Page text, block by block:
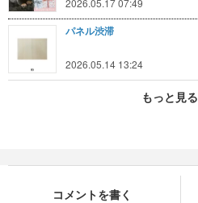
パネル渋滞
2026.05.14 13:24
もっと見る
コメントを書く